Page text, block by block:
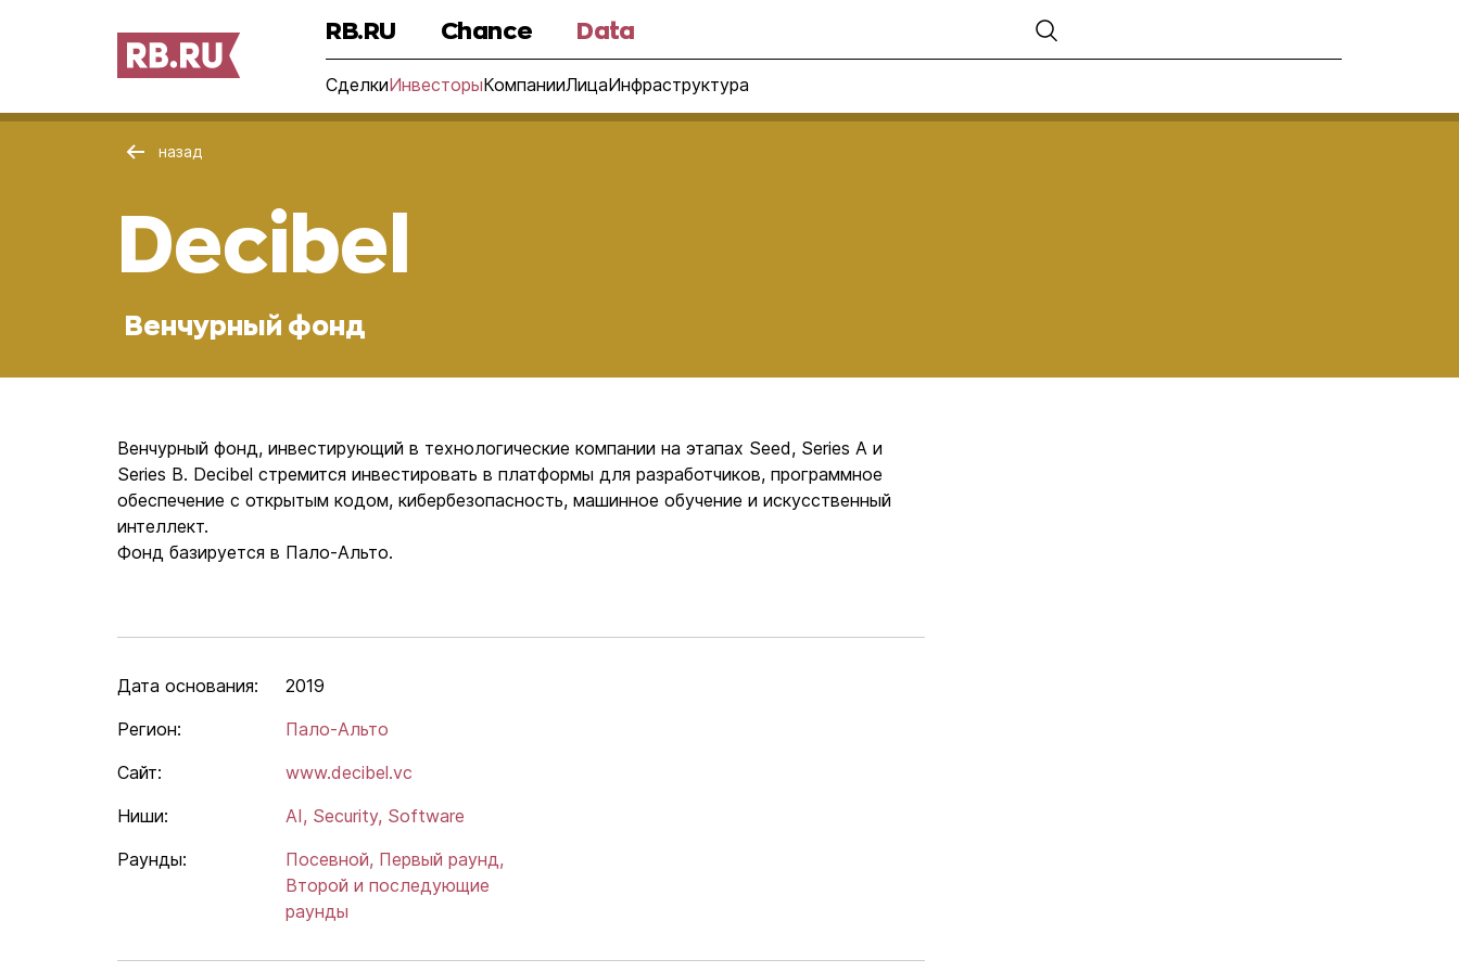
RB.RU Chance Data
СделкиИнвесторыКомпанииЛицаИнфраструктура
назад
Decibel
Венчурный фонд
Венчурный фонд, инвестирующий в технологические компании на этапах Seed, Series A и
Series B. Decibel стремится инвестировать в платформы для разработчиков, программное
обеспечение с открытым кодом, кибербезопасность, машинное обучение и искусственный
интеллект.
Фонд базируется в Пало-Альто.
Дата основания:
2019
Регион:
Пало-Альто
Сайт:
www.decibel.vc
Ниши:
AI, Security, Software
Раунды:
Посевной, Первый раунд,
Второй и последующие
раунды